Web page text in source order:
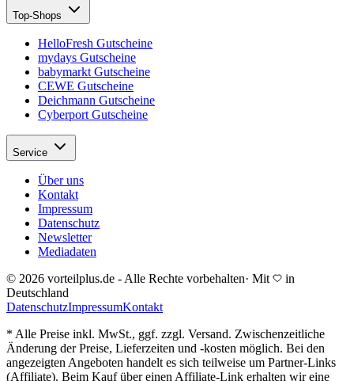
Top-Shops
HelloFresh Gutscheine
mydays Gutscheine
babymarkt Gutscheine
CEWE Gutscheine
Deichmann Gutscheine
Cyberport Gutscheine
Service
Über uns
Kontakt
Impressum
Datenschutz
Newsletter
Mediadaten
© 2026 vorteilplus.de - Alle Rechte vorbehalten· Mit
in
Deutschland
DatenschutzImpressumKontakt
* Alle Preise inkl. MwSt., ggf. zzgl. Versand. Zwischenzeitliche
Änderung der Preise, Lieferzeiten und -kosten möglich. Bei den
angezeigten Angeboten handelt es sich teilweise um Partner-Links
(Affiliate). Beim Kauf über einen Affiliate-Link erhalten wir eine